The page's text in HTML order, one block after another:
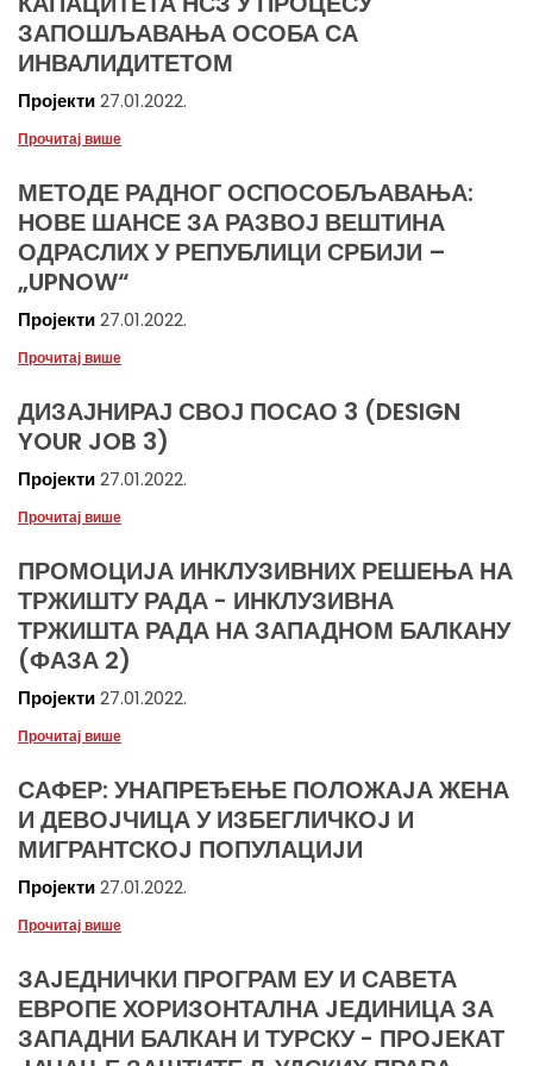
ЗАПОШЉАВАЊА ОСОБА СА
ИНВАЛИДИТЕТОМ
Пројекти27.01.2022.
Прочитај више
МЕТОДЕ РАДНОГ ОСПОСОБЉАВАЊА:
НОВЕ ШАНСЕ ЗА РАЗВОЈ ВЕШТИНА
ОДРАСЛИХ У РЕПУБЛИЦИ СРБИЈИ –
„UPNOW“
Пројекти27.01.2022.
Прочитај више
ДИЗАЈНИРАЈ СВОЈ ПОСАО 3 (DESIGN
YOUR JOB 3)
Пројекти27.01.2022.
Прочитај више
ПРОМОЦИJА ИНКЛУЗИВНИХ РЕШЕЊА НА
ТРЖИШТУ РАДА - ИНКЛУЗИВНА
ТРЖИШТА РАДА НА ЗАПАДНОМ БАЛКАНУ
(ФАЗА 2)
Пројекти27.01.2022.
Прочитај више
САФЕР: УНАПРЕЂЕЊЕ ПОЛОЖАJА ЖЕНА
И ДЕВОJЧИЦА У ИЗБЕГЛИЧКОJ И
МИГРАНТСКОJ ПОПУЛАЦИJИ
Пројекти27.01.2022.
Прочитај више
ЗАJЕДНИЧКИ ПРОГРАМ ЕУ И САВЕТА
ЕВРОПЕ ХОРИЗОНТАЛНА JЕДИНИЦА ЗА
ЗАПАДНИ БАЛКАН И ТУРСКУ - ПРОJЕКАТ